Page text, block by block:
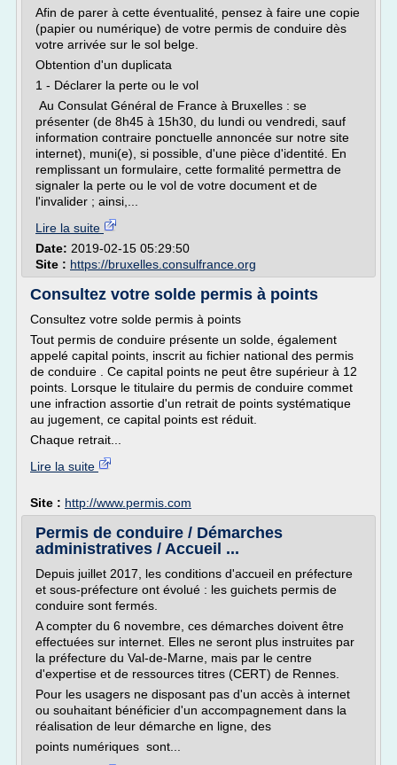
Afin de parer à cette éventualité, pensez à faire une copie
(papier ou numérique) de votre permis de conduire dès
votre arrivée sur le sol belge.
Obtention d'un duplicata
1 - Déclarer la perte ou le vol
Au Consulat Général de France à Bruxelles : se
présenter (de 8h45 à 15h30, du lundi ou vendredi, sauf
information contraire ponctuelle annoncée sur notre site
internet), muni(e), si possible, d'une pièce d'identité. En
remplissant un formulaire, cette formalité permettra de
signaler la perte ou le vol de votre document et de
l'invalider ; ainsi,...
Lire la suite
Date: 2019-02-15 05:29:50
Site : https://bruxelles.consulfrance.org
Consultez votre solde permis à points
Consultez votre solde permis à points
Tout permis de conduire présente un solde, également
appelé capital points, inscrit au fichier national des permis
de conduire . Ce capital points ne peut être supérieur à 12
points. Lorsque le titulaire du permis de conduire commet
une infraction assortie d'un retrait de points systématique
au jugement, ce capital points est réduit.
Chaque retrait...
Lire la suite
Site : http://www.permis.com
Permis de conduire / Démarches
administratives / Accueil ...
Depuis juillet 2017, les conditions d'accueil en préfecture
et sous-préfecture ont évolué : les guichets permis de
conduire sont fermés.
A compter du 6 novembre, ces démarches doivent être
effectuées sur internet. Elles ne seront plus instruites par
la préfecture du Val-de-Marne, mais par le centre
d'expertise et de ressources titres (CERT) de Rennes.
Pour les usagers ne disposant pas d'un accès à internet
ou souhaitant bénéficier d'un accompagnement dans la
réalisation de leur démarche en ligne, des
points numériques sont...